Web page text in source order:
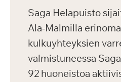
Saga Helapuisto
Ala-Malmilla
kulkuyhteyksien
valmistuneessa
92 huoneistoa